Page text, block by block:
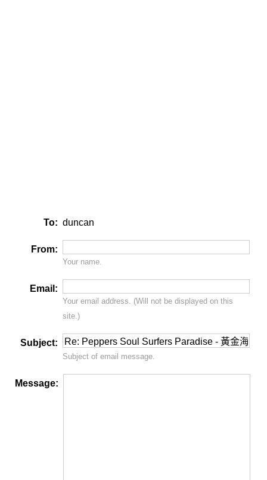
To: duncan
From:
Your name.
Email:
Your email address. (Will notbe displayed on this
site.)
Subject:
Subject of email message.
Message: